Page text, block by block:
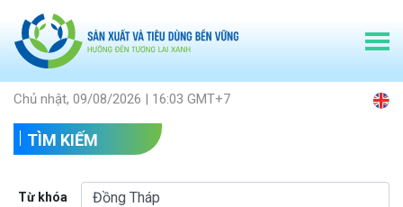
Chủ nhật, 09/08/2026 | 16:03 GMT+7
TÌM KIẾM
Từ khóa